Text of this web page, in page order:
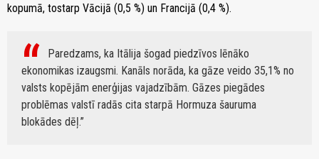
kopumā, tostarp Vācijā (0,5 %) un Francijā (0,4 %).
Paredzams, ka Itālija šogad piedzīvos lēnāko
ekonomikas izaugsmi. Kanāls norāda, ka gāze veido 35,1% no
valsts kopējām enerģijas vajadzībām. Gāzes piegādes
problēmas valstī radās cita starpā Hormuza šauruma
blokādes dēļ.